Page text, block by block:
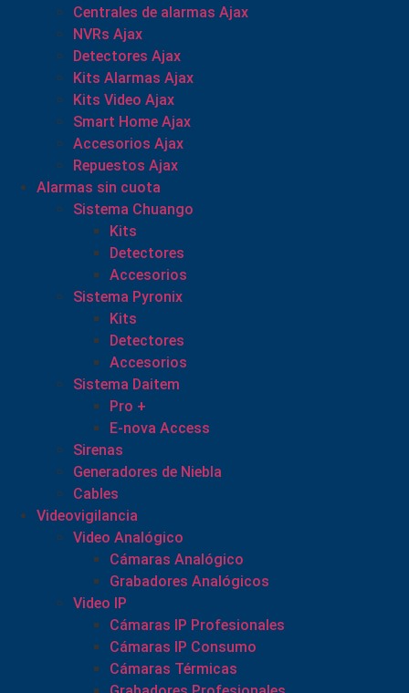
Centrales de alarmas Ajax
NVRs Ajax
Detectores Ajax
Kits Alarmas Ajax
Kits Video Ajax
Smart Home Ajax
Accesorios Ajax
Repuestos Ajax
Alarmas sin cuota
Sistema Chuango
Kits
Detectores
Accesorios
Sistema Pyronix
Kits
Detectores
Accesorios
Sistema Daitem
Pro +
E-nova Access
Sirenas
Generadores de Niebla
Cables
Videovigilancia
Video Analógico
Cámaras Analógico
Grabadores Analógicos
Video IP
Cámaras IP Profesionales
Cámaras IP Consumo
Cámaras Térmicas